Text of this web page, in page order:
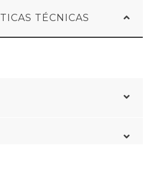
TÉCNICAS